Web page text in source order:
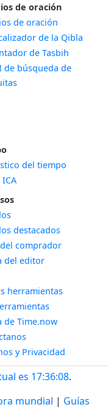
de oración
de oración
de la Qibla
de Tasbih
de búsqueda de
del tiempo
destacados
comprador
del editor
herramientas
de Time.now
y Privacidad
es 17:36:09.
mundial | Guías